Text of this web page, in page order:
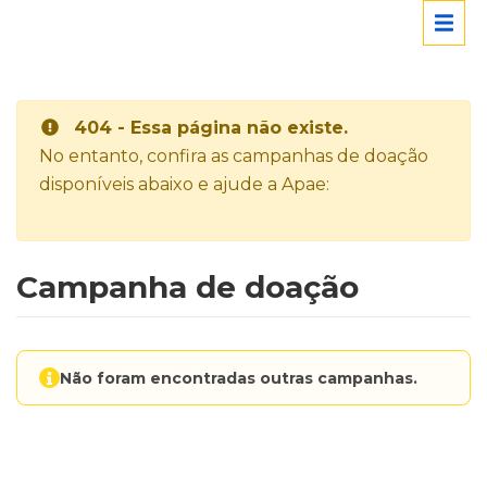
404 - Essa página não existe.
No entanto, confira as campanhas de doação
disponíveis abaixo e ajude a Apae:
Campanha de doação
Não foram encontradas outras campanhas.